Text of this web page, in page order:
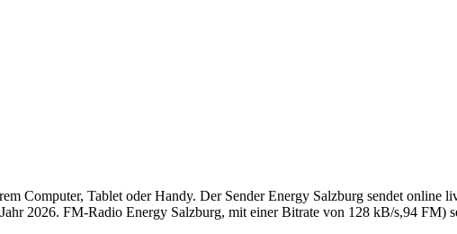
Computer, Tablet oder Handy. Der Sender Energy Salzburg sendet online
2026. FM-Radio Energy Salzburg, mit einer Bitrate von 128 kB/s,94 FM)